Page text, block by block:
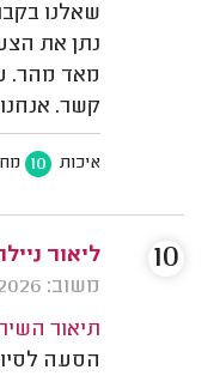
שאלנו
נתן את
מאד מהר.
קשר.
איכות 10
ליאור
משוב: 09/08/2026
תיאור
הסעה
10